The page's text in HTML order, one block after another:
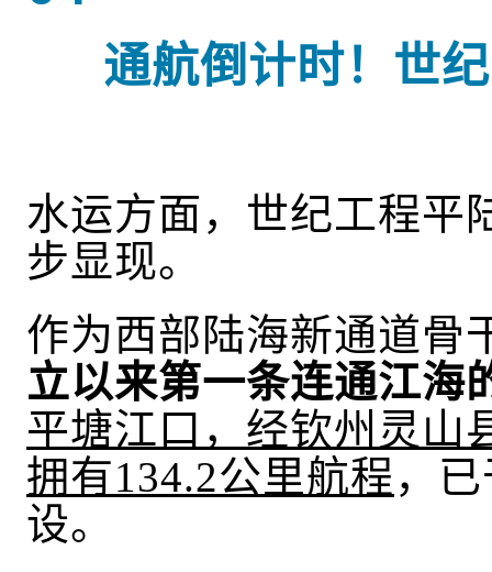
通航倒计时！ 世
水运方面，世纪工程平
步显现。
作为西部陆海新通道骨
立以来第一条连通江海
平塘江口，经钦州灵山
拥有134.2公里航程 ，
设。